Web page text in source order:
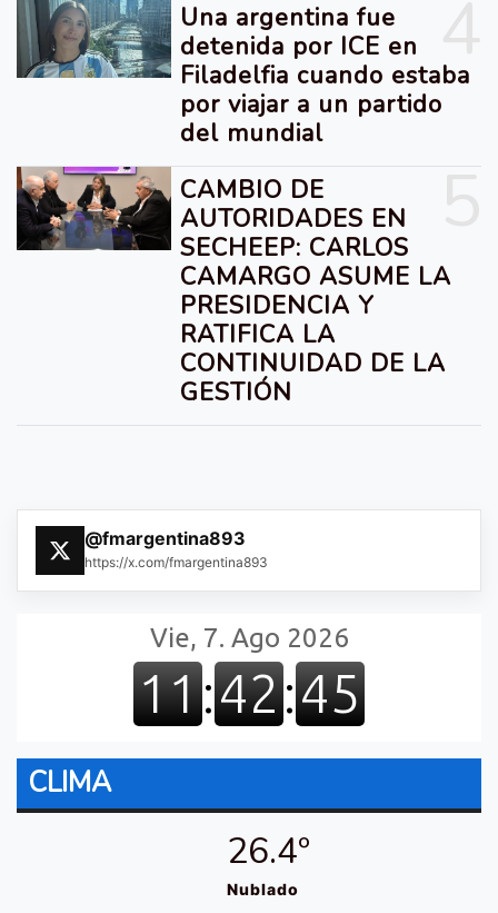
Una argentina fue
detenida por ICE en
Filadelfia cuando estaba
por viajar a un partido
del mundial
CAMBIO DE
AUTORIDADES EN
SECHEEP: CARLOS
CAMARGO ASUME LA
PRESIDENCIA Y
RATIFICA LA
CONTINUIDAD DE LA
GESTIÓN
@fmargentina893
https://x.com/fmargentina893
CLIMA
26.4º
Nublado